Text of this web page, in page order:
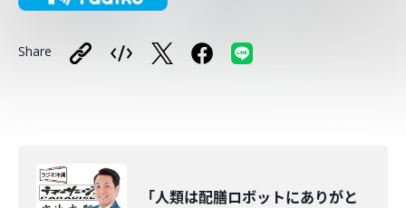
Share
「人類は配膳ロボットにありがと